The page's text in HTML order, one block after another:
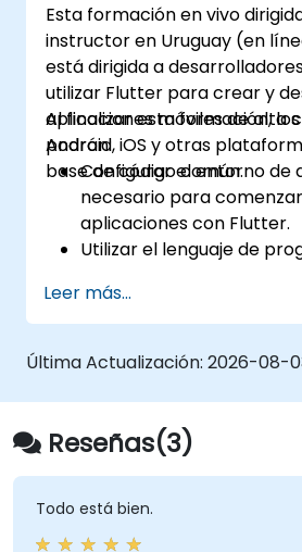
Esta formación en vivo
instructor en Uruguay (en
está dirigida a
utilizar Flutter para crear y
aplicaciones móviles de alta
Android, iOS y otras
base de código común.
Al finalizar esta formación,
podrán:
Configurar el entorno de
necesario para
aplicaciones con Flutter.
Utilizar el lenguaje de
aplicaciones.
Utilizar los widgets de
e implementar interfaces
Implementar y probar
diferentes plataformas
web, etc.).
Leer más...
Última Actualización: 2026-08-
Reseñas(3)
Todo está bien.